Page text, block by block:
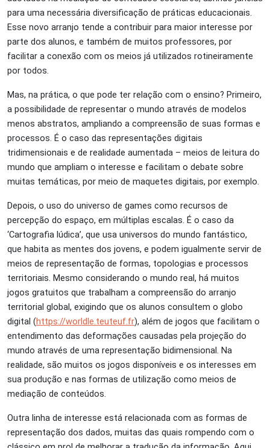
para uma necessária diversificação de práticas educacionais.
Esse novo arranjo tende a contribuir para maior interesse por
parte dos alunos, e também de muitos professores, por
facilitar a conexão com os meios já utilizados rotineiramente
por todos.
Mas, na prática, o que pode ter relação com o ensino? Primeiro,
a possibilidade de representar o mundo através de modelos
menos abstratos, ampliando a compreensão de suas formas e
processos. É o caso das representações digitais
tridimensionais e de realidade aumentada – meios de leitura do
mundo que ampliam o interesse e facilitam o debate sobre
muitas temáticas, por meio de maquetes digitais, por exemplo.
Depois, o uso do universo de games como recursos de
percepção do espaço, em múltiplas escalas. É o caso da
‘Cartografia lúdica’, que usa universos do mundo fantástico,
que habita as mentes dos jovens, e podem igualmente servir de
meios de representação de formas, topologias e processos
territoriais. Mesmo considerando o mundo real, há muitos
jogos gratuitos que trabalham a compreensão do arranjo
territorial global, exigindo que os alunos consultem o globo
digital (https://worldle.teuteuf.fr), além de jogos que facilitam o
entendimento das deformações causadas pela projeção do
mundo através de uma representação bidimensional. Na
realidade, são muitos os jogos disponíveis e os interesses em
sua produção e nas formas de utilização como meios de
mediação de conteúdos.
Outra linha de interesse está relacionada com as formas de
representação dos dados, muitas das quais rompendo com o